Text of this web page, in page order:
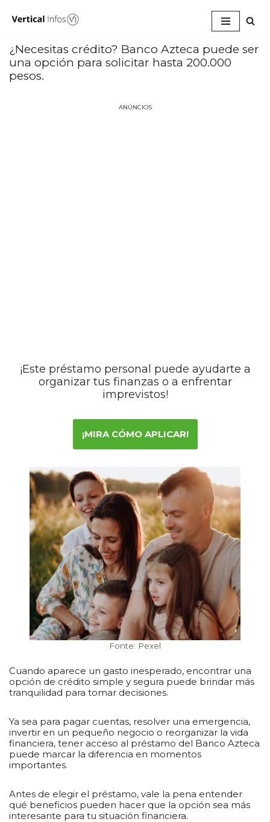
para
o
conteúdo
¿Necesitas crédito? Banco Azteca puede ser
una opción para solicitar hasta 200.000
pesos.
ANÚNCIOS
¡Este préstamo personal puede ayudarte a
organizar tus finanzas o a enfrentar
imprevistos!
¡MIRA CÓMO APLICAR!
Fonte: Pexel
Cuando aparece un gasto inesperado, encontrar una
opción de crédito simple y segura puede brindar más
tranquilidad para tomar decisiones.
Ya sea para pagar cuentas, resolver una emergencia,
invertir en un pequeño negocio o reorganizar la vida
financiera, tener acceso al préstamo del Banco Azteca
puede marcar la diferencia en momentos
importantes.
Antes de elegir el préstamo, vale la pena entender
qué beneficios pueden hacer que la opción sea más
interesante para tu situación financiera.